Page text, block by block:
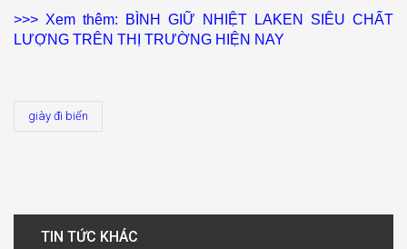
>>> Xem thêm: BÌNH GIỮ NHIỆT LAKEN SIÊU CHẤT
LƯỢNG TRÊN THỊ TRƯỜNG HIỆN NAY
giày đi biển
TIN TỨC KHÁC